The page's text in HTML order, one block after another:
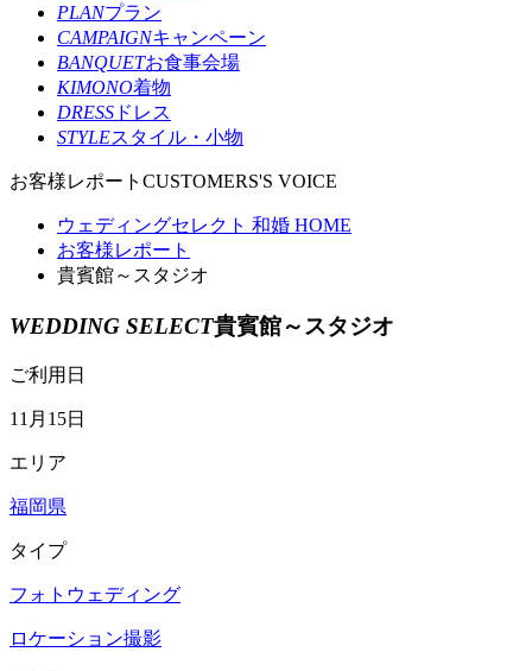
PLANプラン
CAMPAIGNキャンペーン
BANQUETお食事会場
KIMONO着物
DRESS ドレス
STYLEスタイル・小物
お客様レポート CUSTOMERS'S VOICE
ウェディングセレクト 和婚 HOME
お客様レポート
貴賓館～スタジオ
WEDDING SELECT貴賓館～スタジオ
ご利用日
11月15日
エリア
福岡県
タイプ
フォトウェディング
ロケーション撮影